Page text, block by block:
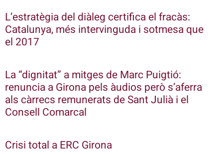
L’estratègia del diàleg certifica el fracàs:
Catalunya, més intervinguda i sotmesa que
el 2017
La “dignitat” a mitges de Marc Puigtió:
renuncia a Girona pels àudios però s’aferra
als càrrecs remunerats de Sant Julià i el
Consell Comarcal
Crisi total a ERC Girona